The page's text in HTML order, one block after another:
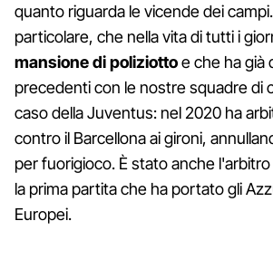
quanto riguarda le vicende dei
particolare, che nella vita di tutti i
mansione di poliziottoe che ha già
precedenti con le nostre squadre di
caso della Juventus: nel 2020 ha
contro il Barcellona ai gironi,
per fuorigioco. È stato anche l'arbitro
la prima partita che ha portato gli
Europei.